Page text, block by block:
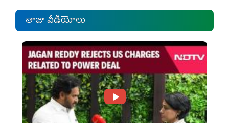
తాజా వీడియోలు